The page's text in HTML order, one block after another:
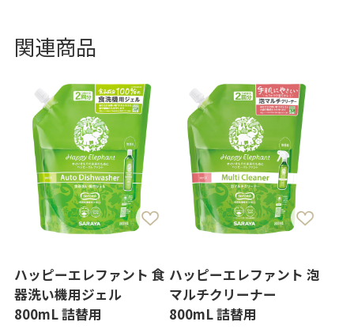
関連商品
ハッピーエレファント 食
器洗い機用ジェル
800mL 詰替用
ハッピーエレファント 泡
マルチクリーナー
800mL 詰替用